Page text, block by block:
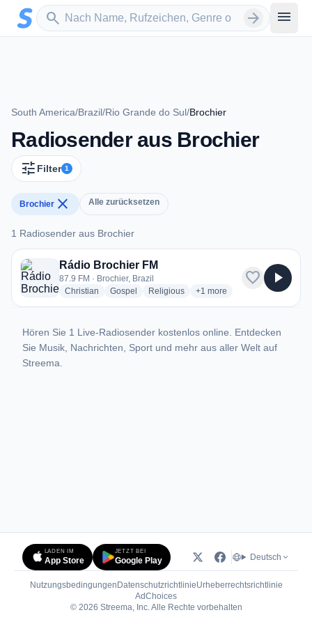
Zum Hauptinhalt springen
search
Sender suchen arrow_forward menu
South America/Brazil/Rio Grande do Sul/Brochier
Radiosender aus Brochier
tune Filter 1
Brochier close Alle zurücksetzen
1 Radiosender aus Brochier
1 Radiosender aus Brochier
Rádio Brochier FM
87.9 FM · Brochier, Brazil
Christian radio stations
Gospel radio stations
Religiousradio stations
+1 more genres for Rádio
more
favorite play_arrow
Hören Sie 1 Live-Radiosender kostenlos online. Entdecken
Sie Musik, Nachrichten, Sport und mehr aus aller Welt auf
Streema.
LADEN IM
App Store
JETZT BEI
Google Play Deutsch
Nutzungsbedingungen DatenschutzrichtlinieUrheberrechtsrichtlinie
AdChoices(öffnet in neuem Tab)
© 2026 Streema, Inc. Alle Rechte vorbehalten